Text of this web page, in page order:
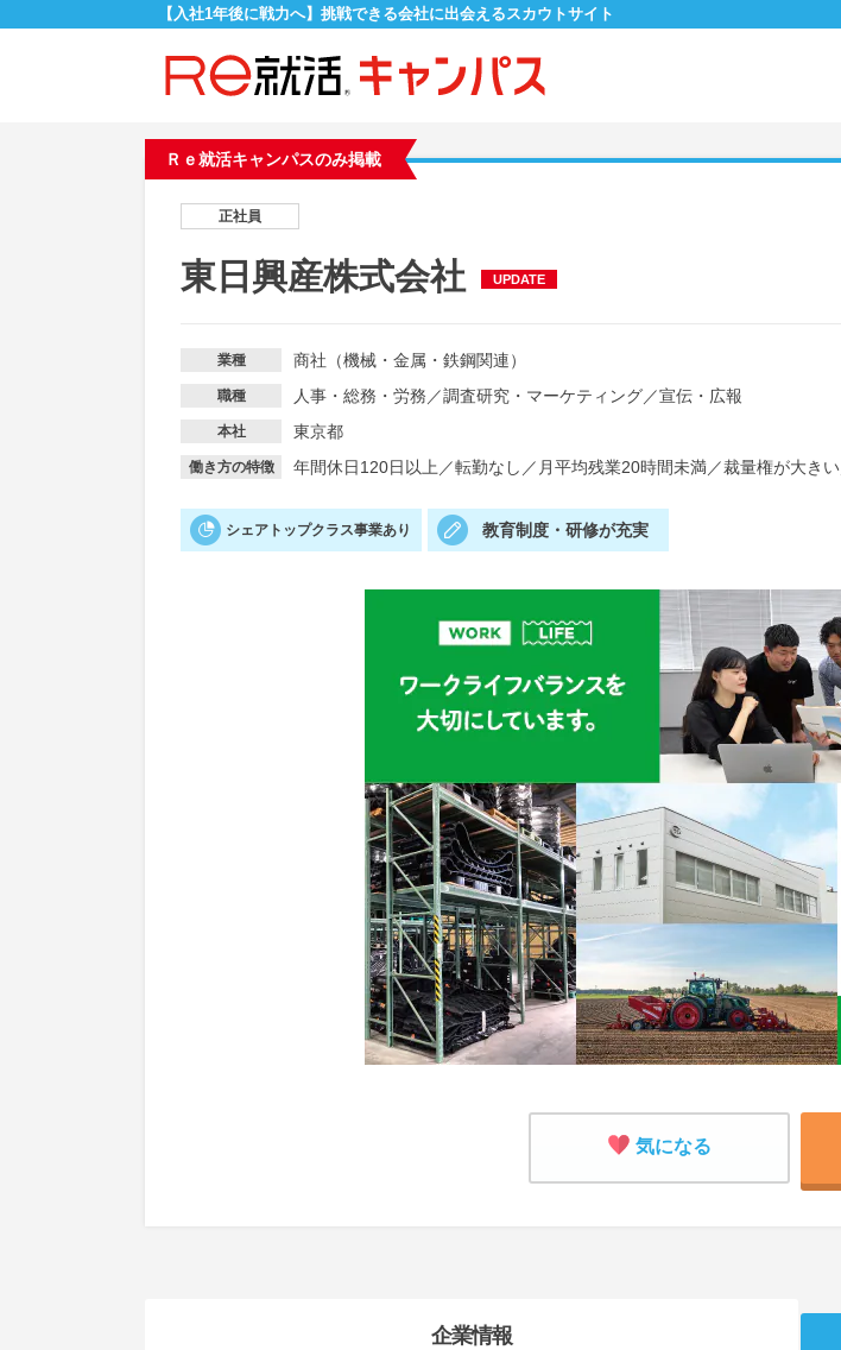
【入社1年後に戦力へ】挑戦できる会社に出会えるスカウトサイト
Ｒｅ就活キャンパスのみ掲載
正社員
東日興産株式会社 UPDATE
業種 商社（機械・金属・鉄鋼関連）
職種 人事・総務・労務 ／調査研究・マーケティング／宣伝・広報
本社 東京都
働き方の特徴 年間休日120日以上 ／転勤なし ／ 月平均残業20時間未満／裁量権が大きい
シェアトップクラス事業あり 教育制度・研修が充実
気になる
企業情報